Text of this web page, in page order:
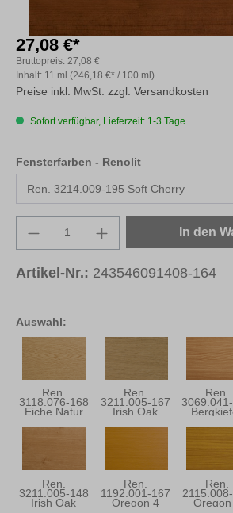
Auswahl:
Ren.
3118.076-168
Eiche Natur
Ren.
3211.005-167
Irish Oak
Ren.
Ren.
3211.005-148
Irish Oak
Ren.
1192.001-167
Oregon 4
Ren.
Oregon
27,08 €*
Inhalt: 11 ml (246,18 €* / 100 ml)
Bruttopreis: 27,08 €
Preise inkl. MwSt. zzgl. Versandkosten
Sofort verfügbar, Lieferzeit: 1-3 Tage
Fensterfarben - Renolitauswählen
Produkt Anzahl: Gib den
In den
Artikel-Nr.: 243546091408-164